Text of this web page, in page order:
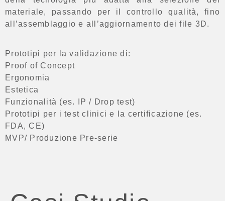
materiale, passando per il controllo qualità, fino
all’assemblaggio e all’aggiornamento dei file 3D.
Prototipi per la validazione di:
Proof of Concept
Ergonomia
Estetica
Funzionalità (es. IP / Drop test)
Prototipi per i test clinici e la certificazione (es.
FDA, CE)
MVP/ Produzione Pre-serie